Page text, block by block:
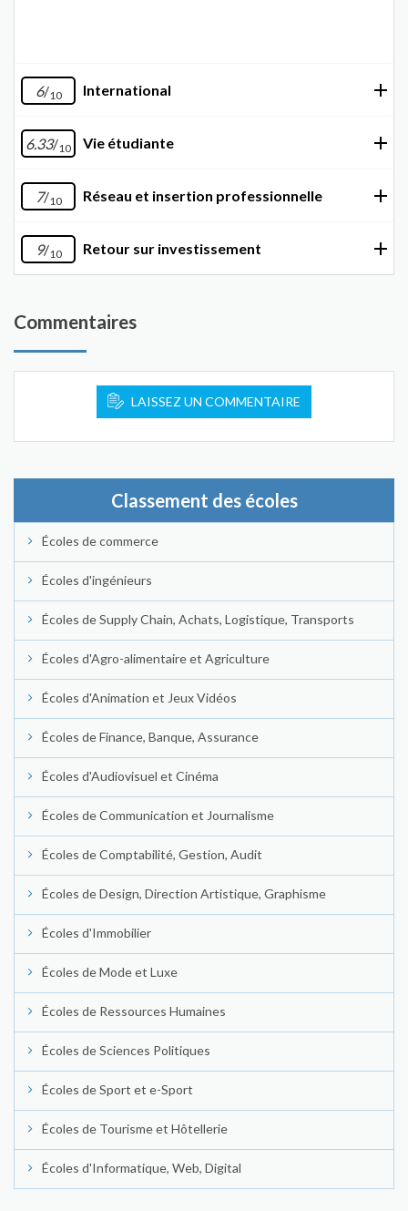
6/10 International
6.33/10 Vie étudiante
7/10 Réseau et insertion professionnelle
9/10 Retour sur investissement
Commentaires
LAISSEZ UN COMMENTAIRE
Classement des écoles
Écoles de commerce
Écoles d'ingénieurs
Écoles de Supply Chain, Achats, Logistique, Transports
Écoles d'Agro-alimentaire et Agriculture
Écoles d'Animation et Jeux Vidéos
Écoles de Finance, Banque, Assurance
Écoles d'Audiovisuel et Cinéma
Écoles de Communication et Journalisme
Écoles de Comptabilité, Gestion, Audit
Écoles de Design, Direction Artistique, Graphisme
Écoles d'Immobilier
Écoles de Mode et Luxe
Écoles de Ressources Humaines
Écoles de Sciences Politiques
Écoles de Sport et e-Sport
Écoles de Tourisme et Hôtellerie
Écoles d'Informatique, Web, Digital